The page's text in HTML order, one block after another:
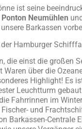
ist seine
Ponton Neumühlen
Barkassen
Hamburger
die einst die großen
Waren über die
Highlight! Es
Leuchtturm
Fahrrinnen im
und
Barkassen-Centrale